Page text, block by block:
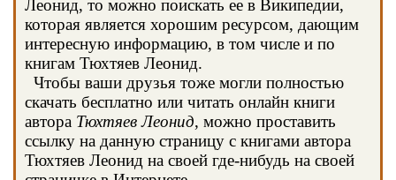
Леонид, то можно поискать ее в Википедии,
которая является хорошим ресурсом, дающим
интересную информацию, в том числе и по
книгам Тюхтяев Леонид.
Чтобы ваши друзья тоже могли полностью
скачать бесплатно или читать онлайн книги
автора Тюхтяев Леонид, можно проставить
ссылку на данную страницу с книгами автора
Тюхтяев Леонид на своей где-нибудь на своей